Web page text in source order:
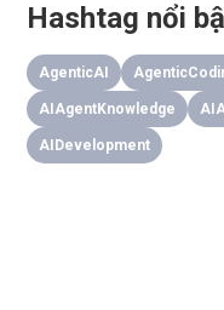
Hashtag nổi
AgenticAI
AIAgentKnowledge
AIDevelopment